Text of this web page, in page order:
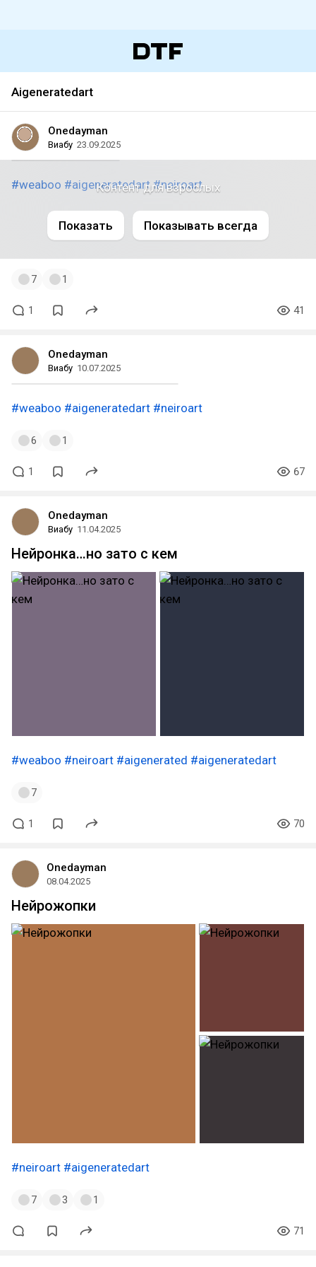
Aigeneratedart
Onedayman
Виабу 23.09.2025
#weaboo #aigeneratedart #neiroart
Контент для взрослых
Показать Показывать всегда
7 1
1 41
Onedayman
Виабу 10.07.2025
#weaboo #aigeneratedart #neiroart
6 1
1 67
Onedayman
Виабу 11.04.2025
Нейронка…но зато с кем
#weaboo #neiroart #aigenerated #aigeneratedart
7
1 70
Onedayman
08.04.2025
Нейрожопки
#neiroart #aigeneratedart
7 3 1
71